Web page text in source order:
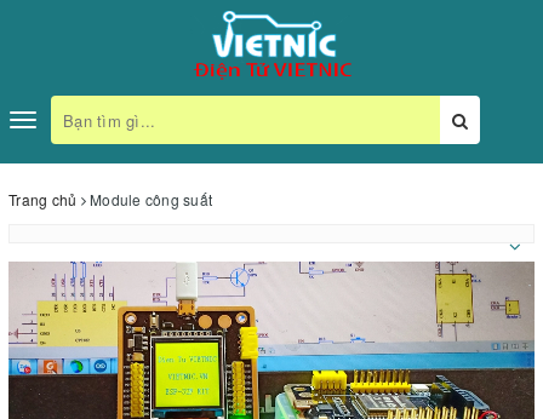
Toggle
navigation
Trang chủ Module công suất